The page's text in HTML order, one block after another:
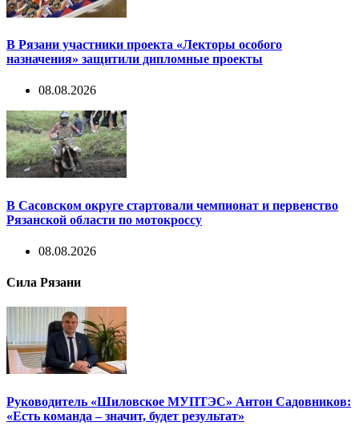
В Рязани участники проекта «Лекторы особого
назначения» защитили дипломные проекты
08.08.2026
В Сасовском округе стартовали чемпионат и первенство
Рязанской области по мотокроссу
08.08.2026
Сила Рязани
Руководитель «Шиловское МУПТЭС» Антон Садовников:
«Есть команда – значит, будет результат»